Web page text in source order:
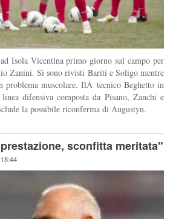
Isola Vicentina primo giorno sul campo per
Zanini. Si sono rivisti Bariti e Soligo mentre
problema muscolare. IlÂ tecnico Beghetto in
difensiva composta da Pisano, Zanchi e
la possibile riconferma di Augustyn.
sconfitta meritata"